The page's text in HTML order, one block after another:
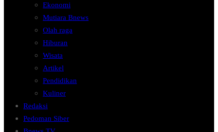
Ekonomi
Mutiara Bnews
Olah raga
Hiburan
Wisata
Artikel
Pendidikan
Kuliner
Redaksi
Pedoman Siber